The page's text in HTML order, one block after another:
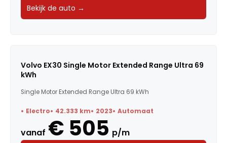
Bekijk de auto →
Volvo EX30 Single Motor Extended Range Ultra 69
kWh
Single Motor Extended Range Ultra 69 kWh
Electro 42.333 km 2023 Automaat
vanaf € 505 p/m